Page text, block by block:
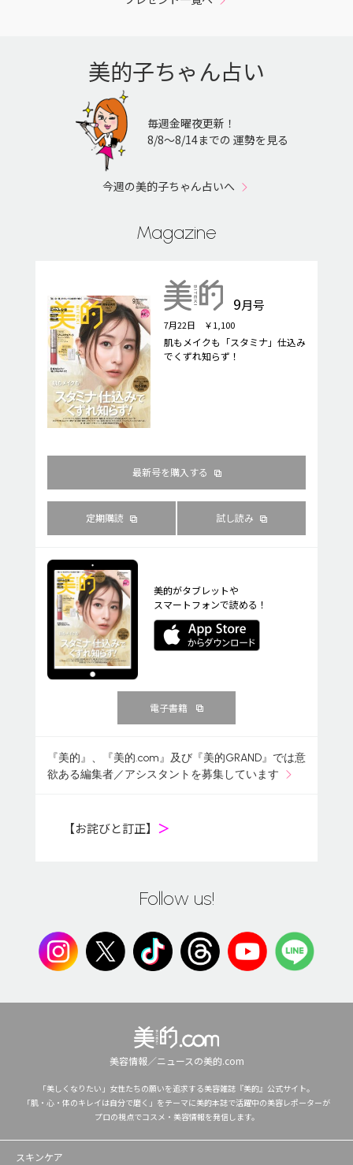
美的子ちゃん占い
毎週金曜夜更新！
8/8〜8/14までの 運勢を見る
今週の美的子ちゃん占いへ
Magazine
9月号
7月22日 ￥1,100
肌もメイクも「スタミナ」仕込み
でくずれ知らず！
最新号を購入する
定期購読 試し読み
美的がタブレットや
スマートフォンで読める！
電子書籍
『美的』、『美的.com』及び『美的GRAND』では意
欲ある編集者／アシスタントを募集しています
【お詫びと訂正】 ＞
Follow us!
美容情報／ニュースの美的.com
「美しくなりたい」女性たちの願いを追求する美容雑誌『美的』公式サイト。
「肌・心・体のキレイは自分で磨く」をテーマに美的本誌で活躍中の美容レポーターが
プロの視点でコスメ・美容情報を発信します。
スキンケア